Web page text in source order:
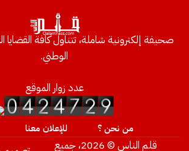
صحيفة إلكترونية شاملة، تتناول كافة القضايا
الوطني.
عدد زوار الموقع
من نحن ؟ للإعلان معنا
قلم الناس © 2026، جميع